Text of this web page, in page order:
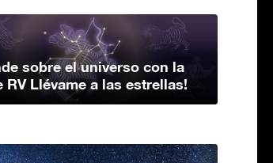
sobre el universo con la
RV Llévame a las estrellas!